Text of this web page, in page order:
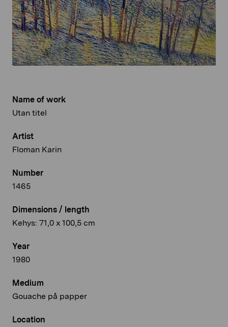
Name of work
Utan titel
Artist
Floman Karin
Number
1465
Dimensions / length
Kehys: 71,0 x 100,5 cm
Year
1980
Medium
Gouache på papper
Location